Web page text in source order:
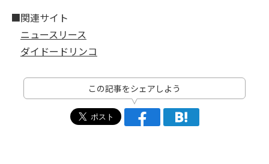
■関連サイト
ニュースリース
ダイドードリンコ
この記事をシェアしよう